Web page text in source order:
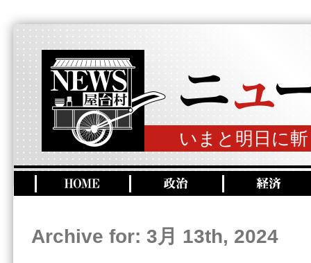
いまと明日に
Archive for: 3月 13th, 2024